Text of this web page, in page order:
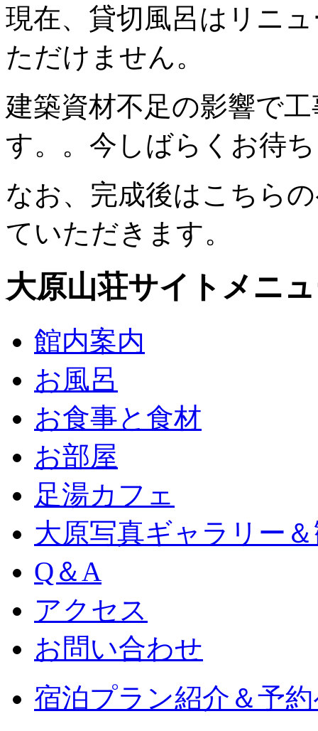
現在、貸切風呂はリニ
ただけません。
建築資材不足の影響で
す。。今しばらくお待
なお、完成後はこちら
ていただきます。
大原山荘サイトメニ
館内案内
お風呂
お食事と食材
お部屋
足湯カフェ
大原写真ギャラリー
Q＆A
アクセス
お問い合わせ
宿泊プラン紹介＆予